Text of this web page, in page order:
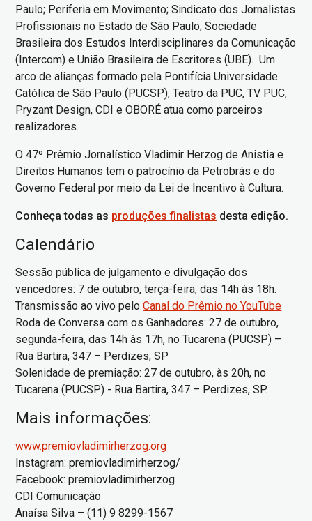
Paulo; Periferia em Movimento; Sindicato dos Jornalistas
Profissionais no Estado de São Paulo; Sociedade
Brasileira dos Estudos Interdisciplinares da Comunicação
(Intercom) e União Brasileira de Escritores (UBE). Um
arco de alianças formado pela Pontifícia Universidade
Católica de São Paulo (PUCSP), Teatro da PUC, TV PUC,
Pryzant Design, CDI e OBORÉ atua como parceiros
realizadores.
O 47º Prêmio Jornalístico Vladimir Herzog de Anistia e
Direitos Humanos tem o patrocínio da Petrobrás e do
Governo Federal por meio da Lei de Incentivo à Cultura.
Conheça todas as produções finalistas desta edição.
Calendário
Sessão pública de julgamento e divulgação dos
vencedores: 7 de outubro, terça-feira, das 14h às 18h.
Transmissão ao vivo peloCanal do Prêmio no YouTube
Roda de Conversa com os Ganhadores: 27 de outubro,
segunda-feira, das 14h às 17h, no Tucarena (PUCSP) –
Rua Bartira, 347 – Perdizes, SP
Solenidade de premiação: 27 de outubro, às 20h, no
Tucarena (PUCSP) - Rua Bartira, 347 – Perdizes, SP.
Mais informações:
www.premiovladimirherzog.org
Instagram: premiovladimirherzog/
Facebook: premiovladimirherzog
CDI Comunicação
Anaísa Silva – (11) 9 8299-1567